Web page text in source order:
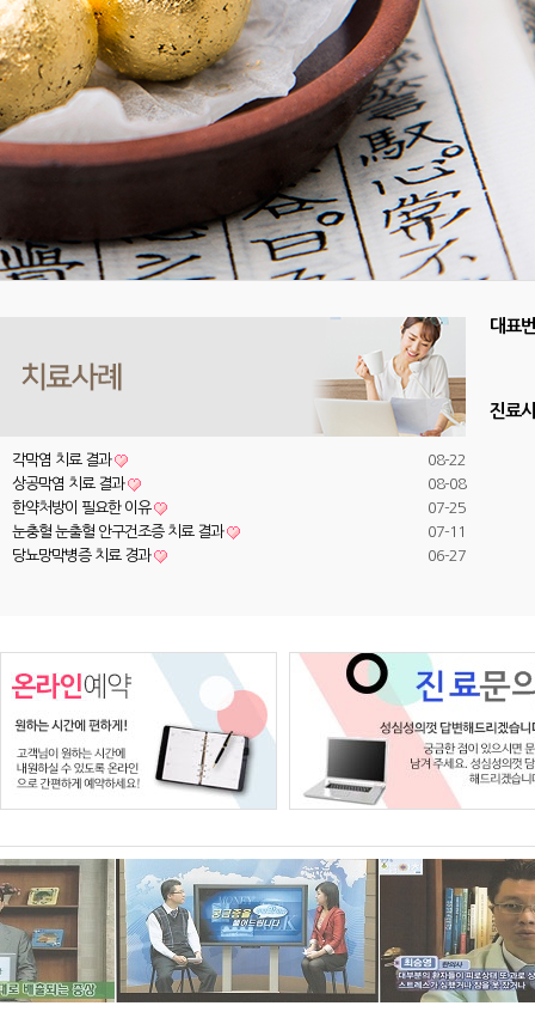
각막염 치료 결과
08-22
상공막염 치료 결과
08-08
한약처방이 필요한 이유
07-25
눈충혈 눈출혈 안구건조증 치료 결과
07-11
당뇨망막병증 치료 경과
06-27
대표
진료